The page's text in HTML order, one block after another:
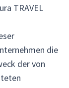
TRAVEL
die
der von